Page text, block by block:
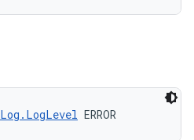
Log.LogLevel ERROR